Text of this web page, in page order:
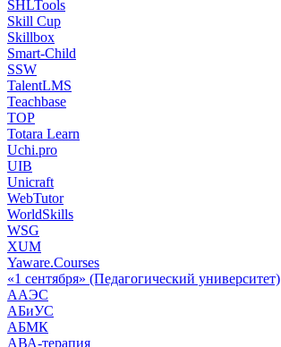
SHLTools
Skill Cup
Skillbox
Smart-Child
SSW
TalentLMS
Teachbase
TOP
Totara Learn
Uchi.pro
UIB
Unicraft
WebTutor
WorldSkills
WSG
XUM
Yaware.Courses
«1 сентября» (Педагогический университет)
ААЭС
АБиУС
АБМК
АВА-терапия